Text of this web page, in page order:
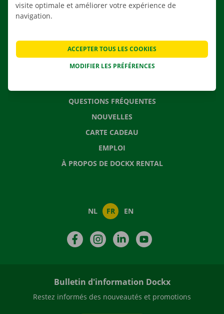
AGENCES
QUESTIONS FRÉQUENTES
NOUVELLES
CARTE CADEAU
EMPLOI
À PROPOS DE DOCKX RENTAL
NL FR EN
FacebookInstagramLinkedIn
Bulletin d'information Dockx
Restez informés des nouveautés et promotions
visite optimale et améliorer votre expérience de
navigation.
MODIFIER LES PRÉFÉRENCES
ACCEPTER TOUS LES COOKIES